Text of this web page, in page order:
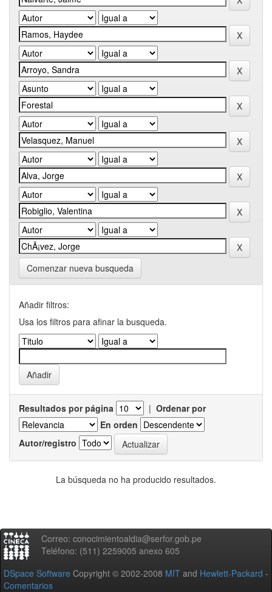
Comenzar nueva busqueda
Añadir filtros:
Usa los filtros para afinar la busqueda.
Resultados por página | Ordenar por
En orden
Autor/registro
La búsqueda no ha producido resultados.
Correo: conocimientoaldia@serfor.gob.pe
Teléfono: (511) 2259005 anexo 605
DSpace Software Copyright © 2002-2008 MIT and Hewlett-Packard -
Comentarios